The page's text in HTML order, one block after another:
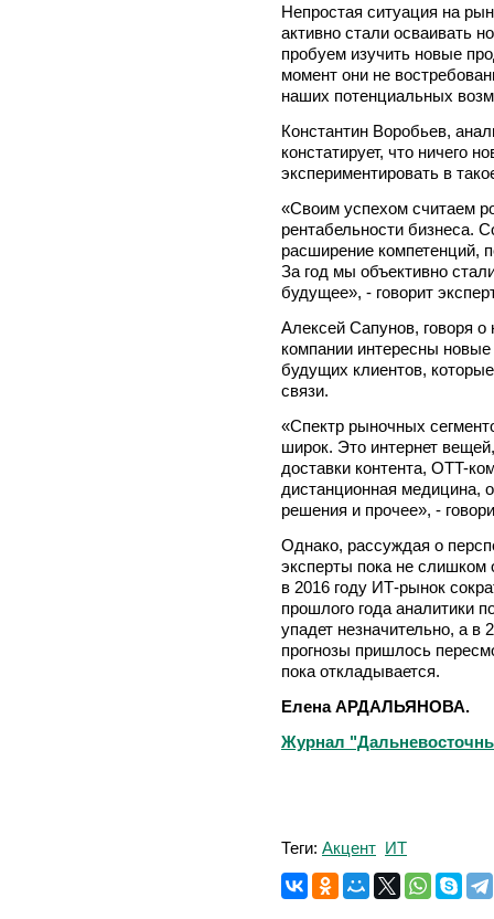
Непростая ситуация на
активно стали осваивать
пробуем изучить новые
момент они не
наших потенциальных
Константин Воробьев,
констатирует, что ничего
экспериментировать в
«Своим успехом считаем
рентабельности бизнеса.
расширение компетенций,
За год мы объективно
будущее», - говорит
Алексей Сапунов, говоря о
компании интересны
будущих клиентов,
связи.
«Спектр рыночных
широк. Это интернет
доставки контента, OTT-
дистанционная медицина,
решения и прочее», -
Однако, рассуждая о
эксперты пока не слишком
в 2016 году ИТ-рынок
прошлого года аналитики
упадет незначительно, а в
прогнозы пришлось
пока откладывается.
Елена АРДАЛЬЯНОВА.
Журнал
Теги: Акцент ИТ